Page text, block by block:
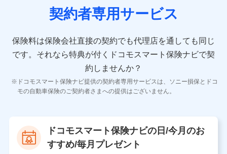
険契約に関する情報。例として、保険契約者及び被保険
者の氏名、住所、生年月日、性別、保険契約者と被保険
報、建物の構造や築年数などの情報、ペットの種類や年
齢などの情報などが含まれます。
【共同して利用する者の範囲】
当社
当社又は株式会社NTTドコモが提供する保険関連サービ
スにおけるユーザ登録受付および管理のため
契約者専用サービス
保険料は保険会社直接の契約でも代理店を通しても同じ
です。 それなら特典が付くドコモスマート保険ナビで契
約しませんか？
ドコモスマート保険ナビ提供の契約者専用サービスは、ソニー損保とドコ
モの自動車保険のご契約者さまへの提供はございません。
ドコモスマート保険ナビの日/今月のお
すすめ/毎月プレゼント